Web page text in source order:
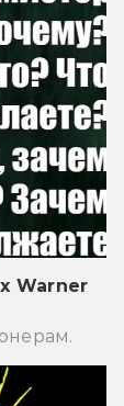
Warner